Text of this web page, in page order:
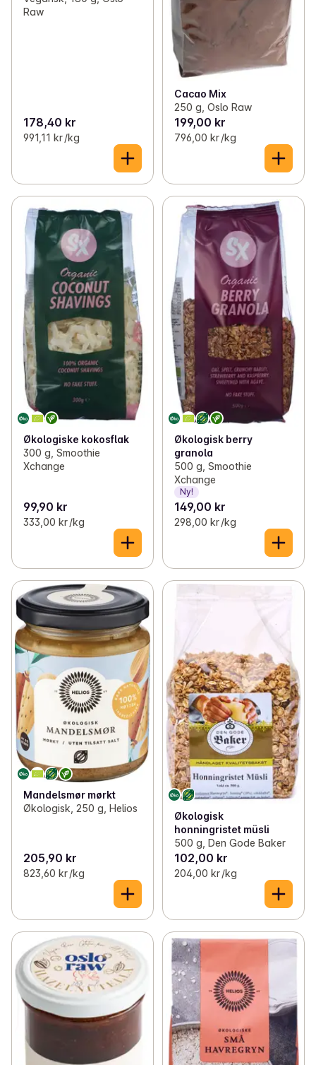
Raw
178,40 kr
991,11 kr /kg
Cacao Mix
250 g, Oslo Raw
199,00 kr
796,00 kr /kg
Økologiske kokosflak
300 g, Smoothie
Xchange
99,90 kr
333,00 kr /kg
Økologisk berry
granola
500 g, Smoothie
Xchange
Ny!
149,00 kr
298,00 kr /kg
Mandelsmør mørkt
Økologisk, 250 g, Helios
205,90 kr
823,60 kr /kg
Økologisk
honningristet müsli
500 g, Den Gode Baker
102,00 kr
204,00 kr /kg